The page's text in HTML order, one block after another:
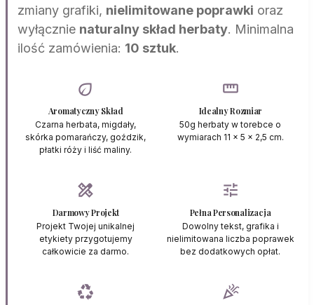
zmiany grafiki, nielimitowane poprawki oraz
wyłącznie naturalny skład herbaty. Minimalna
ilość zamówienia: 10 sztuk.
eco
Aromatyczny Skład
Czarna herbata, migdały,
skórka pomarańczy, goździk,
płatki róży i liść maliny.
straighten
Idealny Rozmiar
50g herbaty w torebce o
wymiarach 11 x 5 x 2,5 cm.
design_services
Darmowy Projekt
Projekt Twojej unikalnej
etykiety przygotujemy
całkowicie za darmo.
tune
Pełna Personalizacja
Dowolny tekst, grafika i
nielimitowana liczba poprawek
bez dodatkowych opłat.
recycling celebration